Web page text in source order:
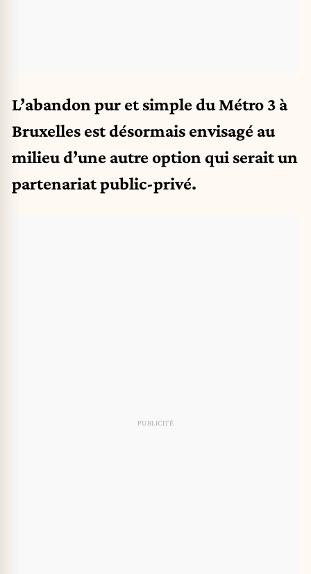
L’abandon pur et simple du Métro 3 à
Bruxelles est désormais envisagé au
milieu d’une autre option qui serait un
partenariat public-privé.